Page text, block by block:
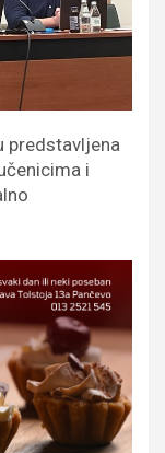
predstavljena
i